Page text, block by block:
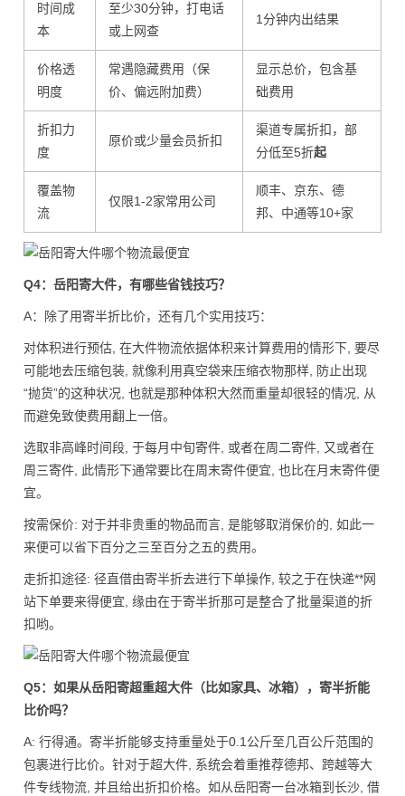
时间成
本
至少30分钟，打电话
或上网查
1分钟内出结果
价格透
明度
常遇隐藏费用（保
价、偏远附加费）
显示总价，包含基
础费用
折扣力
度
原价或少量会员折扣
渠道专属折扣，部
分低至5折起
覆盖物
流
仅限1-2家常用公司
顺丰、京东、德
邦、中通等10+家
Q4：岳阳寄大件，有哪些省钱技巧？
A：除了用寄半折比价，还有几个实用技巧：
对体积进行预估, 在大件物流依据体积来计算费用的情形下, 要尽
可能地去压缩包装, 就像利用真空袋来压缩衣物那样, 防止出现
“抛货”的这种状况, 也就是那种体积大然而重量却很轻的情况, 从
而避免致使费用翻上一倍。
选取非高峰时间段, 于每月中旬寄件, 或者在周二寄件, 又或者在
周三寄件, 此情形下通常要比在周末寄件便宜, 也比在月末寄件便
宜。
按需保价: 对于并非贵重的物品而言, 是能够取消保价的, 如此一
来便可以省下百分之三至百分之五的费用。
走折扣途径: 径直借由寄半折去进行下单操作, 较之于在快递**网
站下单要来得便宜, 缘由在于寄半折那可是整合了批量渠道的折
扣哟。
Q5：如果从岳阳寄超重超大件（比如家具、冰箱），寄半折能
比价吗？
A: 行得通。寄半折能够支持重量处于0.1公斤至几百公斤范围的
包裹进行比价。针对于超大件, 系统会着重推荐德邦、跨越等大
件专线物流, 并且给出折扣价格。如从岳阳寄一台冰箱到长沙, 借